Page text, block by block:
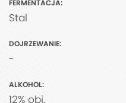
FERMENTACJA:
Stal
DOJRZEWANIE:
-
ALKOHOL:
12% obj.